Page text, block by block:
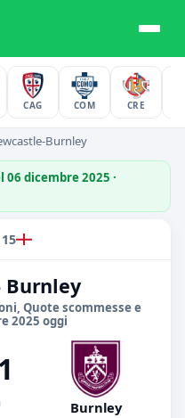
CAG COM CRE
Burnley
06 dicembre 2025 ·
Burnley
Quote scommesse e
2025 oggi
Burnley